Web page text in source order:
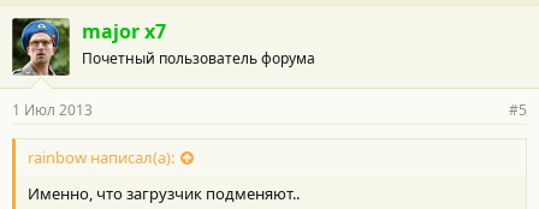
major x7
Почетный пользователь форума
1 Июл 2013 #5
rainbow написал(а):
Именно, что загрузчик подменяют..